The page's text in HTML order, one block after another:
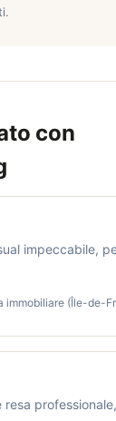
con
impeccabile,
immobiliare (Île-de-